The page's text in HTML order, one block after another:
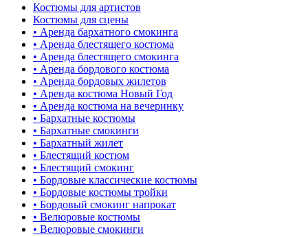
Костюмы для артистов
Костюмы для сцены
• Аренда бархатного смокинга
• Аренда блестящего костюма
• Аренда блестящего смокинга
• Аренда бордового костюма
• Аренда бордовых жилетов
• Аренда костюма Новый Год
• Аренда костюма на вечеринку
• Бархатные костюмы
• Бархатные смокинги
• Бархатный жилет
• Блестящий костюм
• Блестящий смокинг
• Бордовые классические костюмы
• Бордовые костюмы тройки
• Бордовый смокинг напрокат
• Велюровые костюмы
• Велюровые смокинги